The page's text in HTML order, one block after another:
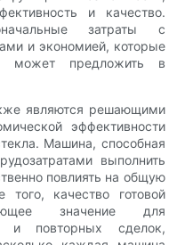
и качество.
затраты с
и экономией, которые
может предложить в
являются решающими
эффективности
Машина, способная
выполнить
повлиять на общую
того, качество готовой
значение для
и повторных сделок,